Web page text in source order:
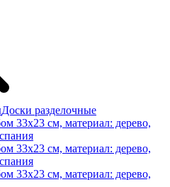
Доски разделочные